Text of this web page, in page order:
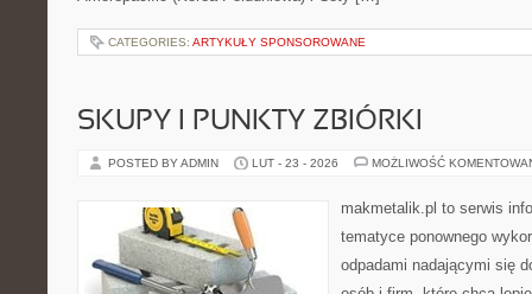
CATEGORIES: ARTYKUŁY SPONSOROWANE
SKUPY I PUNKTY ZBIÓRKI
POSTED BY ADMIN LUT - 23 - 2026 MOŻLIWOŚĆ
makmetalik.pl to serwis
tematyce ponownego
odpadami nadającymi się